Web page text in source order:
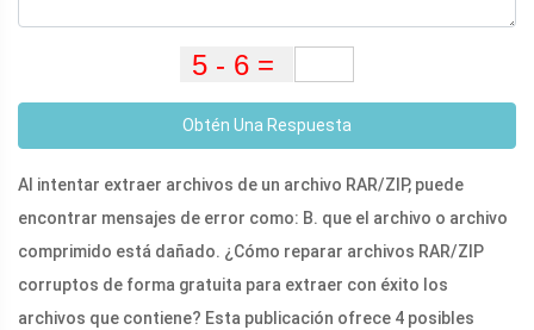
Obtén Una Respuesta
Al intentar extraer archivos de un archivo RAR/ZIP, puede
encontrar mensajes de error como: B. que el archivo o archivo
comprimido está dañado. ¿Cómo reparar archivos RAR/ZIP
corruptos de forma gratuita para extraer con éxito los
archivos que contiene? Esta publicación ofrece 4 posibles